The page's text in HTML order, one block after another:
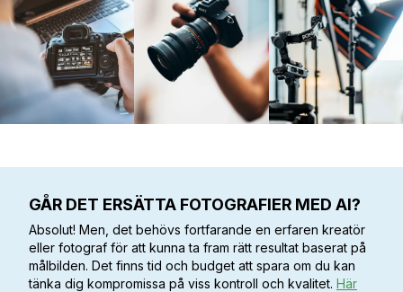
GÅR DET ERSÄTTA FOTOGRAFIER MED AI?
Absolut! Men, det behövs fortfarande en erfaren kreatör
eller fotograf för att kunna ta fram rätt resultat baserat på
målbilden. Det finns tid och budget att spara om du kan
tänka dig kompromissa på viss kontroll och kvalitet. Här